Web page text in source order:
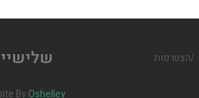
ByOshelley
/הצטרפות